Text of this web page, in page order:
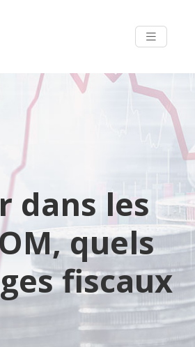
dans les
quels
fiscaux